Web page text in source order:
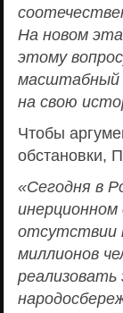
На новом
этому
масштабный
на свою
Чтобы
обстановки,
«Сегодня в
отсутствии
миллионов